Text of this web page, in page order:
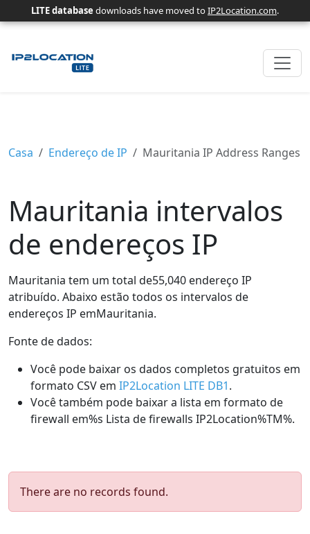
LITE database downloads have moved toIP2Location.com.
Casa Endereço de IP Mauritania IP Address Ranges
Mauritania intervalos
de endereços IP
Mauritania tem um total de55,040 endereço IP
atribuído. Abaixo estão todos os intervalos de
endereços IP emMauritania.
Fonte de dados:
Você pode baixar os dados completos gratuitos em
formato CSV em IP2Location LITE DB1.
Você também pode baixar a lista em formato de
firewall em%s Lista de firewalls IP2Location%TM%.
There are no records found.